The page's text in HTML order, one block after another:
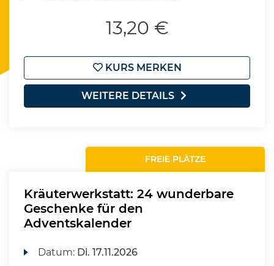
13,20 €
KURS MERKEN
WEITERE DETAILS
FREIE PLÄTZE
Kräuterwerkstatt: 24 wunderbare
Geschenke für den
Adventskalender
Datum: Di. 17.11.2026